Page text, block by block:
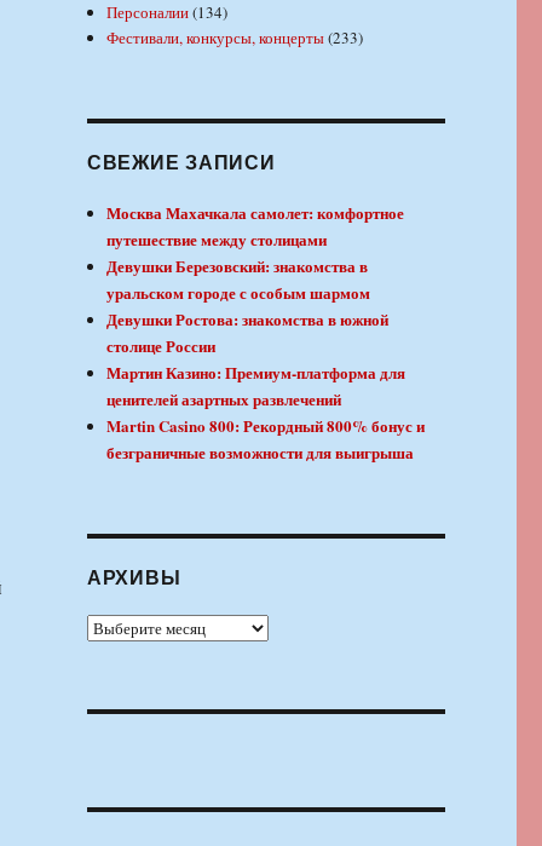
Персоналии(134)
Фестивали, конкурсы, концерты(233)
СВЕЖИЕ ЗАПИСИ
Москва Махачкала самолет: комфортное
путешествие между столицами
Девушки Березовский: знакомства в
уральском городе с особым шармом
Девушки Ростова: знакомства в южной
столице России
Мартин Казино: Премиум-платформа для
ценителей азартных развлечений
Martin Casino 800: Рекордный 800% бонус и
безграничные возможности для выигрыша
АРХИВЫ
Архивы